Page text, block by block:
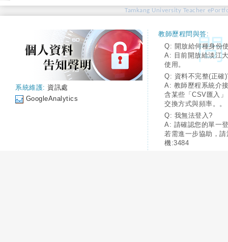
Tamkang University Teacher
系統維護: 資訊處
GoogleAnalytics
教師歷程問與答:
Q: 開放給何種身份
A: 目前開放給淡江
使用。
Q: 資料不完整(正確
A: 教師歷程系統介
含某些「CSV匯入
交換方式與頻率。。
Q: 我無法登入?
A: 請確認您的單一
若需進一步協助，
機:3484